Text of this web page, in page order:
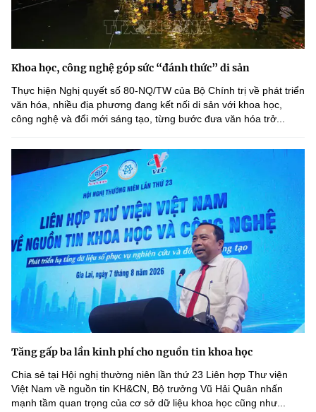
Khoa học, công nghệ góp sức “đánh thức” di sản
Thực hiện Nghị quyết số 80-NQ/TW của Bộ Chính trị về phát triển
văn hóa, nhiều địa phương đang kết nối di sản với khoa học,
công nghệ và đổi mới sáng tạo, từng bước đưa văn hóa trở...
Tăng gấp ba lần kinh phí cho nguồn tin khoa học
Chia sẻ tại Hội nghị thường niên lần thứ 23 Liên hợp Thư viện
Việt Nam về nguồn tin KH&CN, Bộ trưởng Vũ Hải Quân nhấn
mạnh tầm quan trọng của cơ sở dữ liệu khoa học cũng như...